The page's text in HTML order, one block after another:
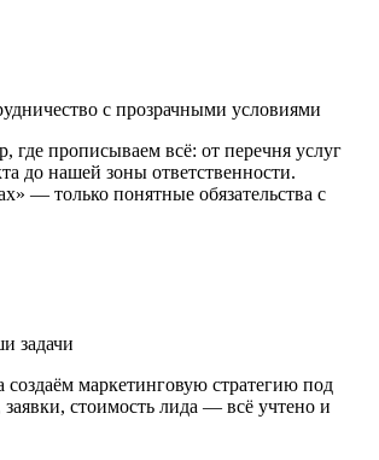
с прозрачными условиями
где прописываем всё: от перечня услуг
до нашей зоны ответственности.
— только понятные обязательства с
задачи
создаём маркетинговую стратегию под
стоимость лида — всё учтено и